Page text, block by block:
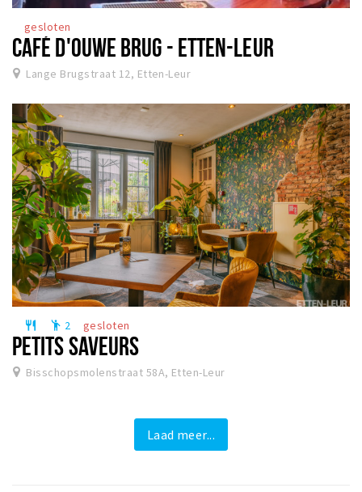
gesloten
CAFÉ D'OUWE BRUG - ETTEN-LEUR
Lange Brugstraat 12, Etten-Leur
restaurant emoji_people 2 gesloten
PETITS SAVEURS
Bisschopsmolenstraat 58A, Etten-Leur
Laad meer...